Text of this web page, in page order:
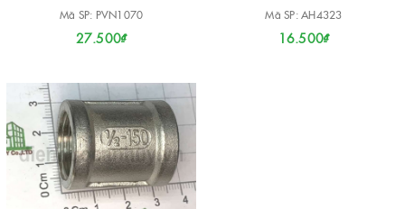
Mã SP: PVN1070
27.500₫
Mã SP: AH4323
16.500₫